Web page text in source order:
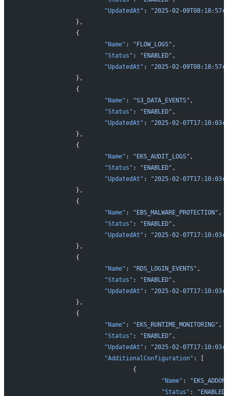
			"UpdatedAt"
:
"2025-02-
		},
		{
			"Name"
: "FLOW_LOGS" ,
			"Status"
: "ENABLED" ,
			"UpdatedAt"
:
"2025-02-
		},
		{
			"Name"
: "S3_DATA_EVENTS" ,
			"Status"
: "ENABLED" ,
			"UpdatedAt"
:
"2025-02-
		},
		{
			"Name"
: "EKS_AUDIT_LOGS" ,
			"Status"
: "ENABLED" ,
			"UpdatedAt"
:
"2025-02-
		},
		{
			"Name"
: "EBS_MALWARE_PROTECTION" ,
			"Status"
: "ENABLED" ,
			"UpdatedAt"
:
"2025-02-
		},
		{
			"Name"
: "RDS_LOGIN_EVENTS" ,
			"Status"
: "ENABLED" ,
			"UpdatedAt"
:
"2025-02-
		},
		{
			"Name"
: "EKS_RUNTIME_MONITORING" ,
			"Status"
: "ENABLED" ,
			"UpdatedAt"
:
"2025-02-
			"AdditionalConfiguration"
: [
				{
					"Name"
:
					"Status"
: